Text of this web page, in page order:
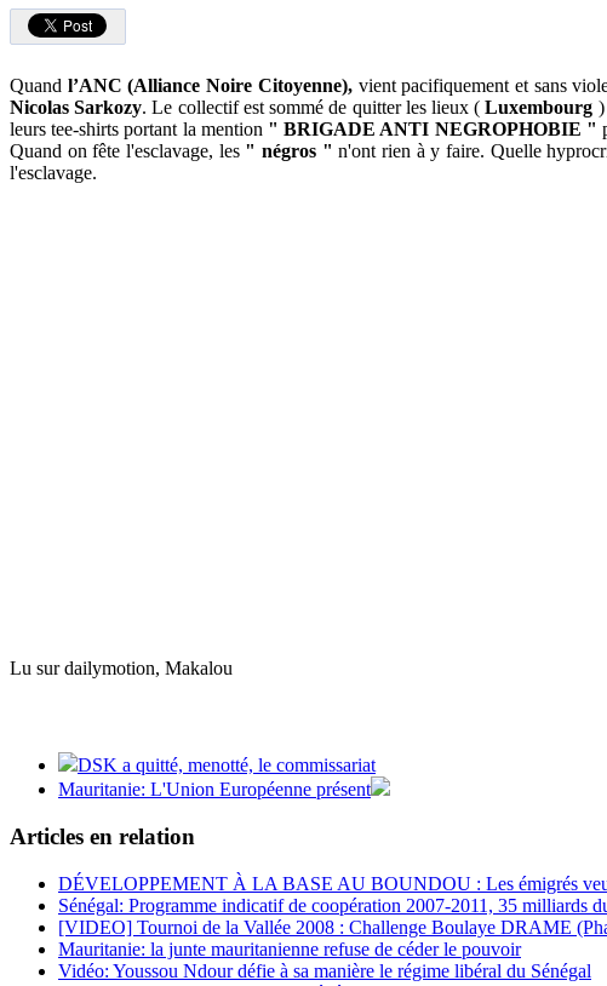
Quand l’ANC (Alliance Noire Citoyenne),vient pacifiquement et sans
Nicolas Sarkozy. Le collectif est sommé de quitter les lieux (Luxembourg
leurs tee-shirts portant la mention " BRIGADE ANTI NEGROPHOBIE "
Quand on fête l'esclavage, les " négros " n'ont rien à y faire. Quelle
l'esclavage.
Lu sur dailymotion, Makalou
DSK a quitté, menotté, le commissariat
Mauritanie: L'Union Européenne présent
Articles en relation
DÉVELOPPEMENT À LA BASE AU BOUNDOU : Les émigrés
Sénégal: Programme indicatif de coopération 2007-2011, 35 milliards
[VIDEO] Tournoi de la Vallée 2008 : Challenge Boulaye DRAME
Mauritanie: la junte mauritanienne refuse de céder le pouvoir
Vidéo: Youssou Ndour défie à sa manière le régime libéral du Sénégal